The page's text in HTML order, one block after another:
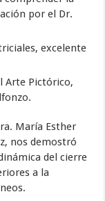
por el Dr.
excelente
Arte Pictórico,
María Esther
nos demostró
del cierre
a la